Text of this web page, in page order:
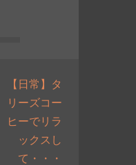
【日常】タ
リーズコー
ヒーでリラ
ックスし
て・・・